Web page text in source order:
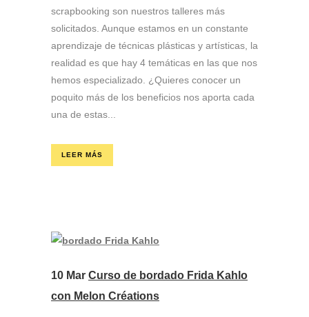
scrapbooking son nuestros talleres más
solicitados. Aunque estamos en un constante
aprendizaje de técnicas plásticas y artísticas, la
realidad es que hay 4 temáticas en las que nos
hemos especializado. ¿Quieres conocer un
poquito más de los beneficios nos aporta cada
una de estas...
LEER MÁS
10 Mar Curso de bordado Frida Kahlo
con Melon Créations